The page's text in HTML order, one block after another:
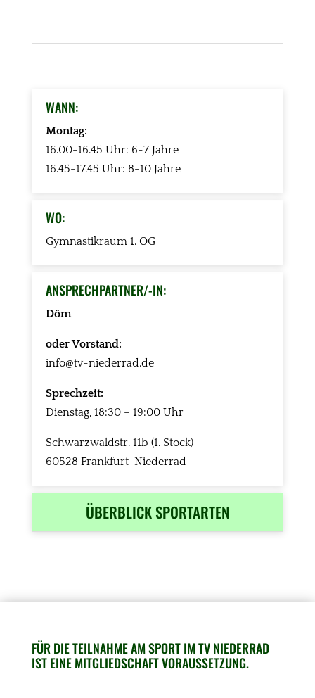
WANN:
Montag:
16.00-16.45 Uhr: 6-7 Jahre
16.45-17.45 Uhr: 8-10 Jahre
WO:
Gymnastikraum 1. OG
ANSPRECHPARTNER/-IN:
Döm
oder Vorstand:
info@tv-niederrad.de
Sprechzeit:
Dienstag, 18:30 – 19:00 Uhr
Schwarzwaldstr. 11b (1. Stock)
60528 Frankfurt-Niederrad
ÜBERBLICK SPORTARTEN
FÜR DIE TEILNAHME AM SPORT IM TV NIEDERRAD
IST EINE MITGLIEDSCHAFT VORAUSSETZUNG.